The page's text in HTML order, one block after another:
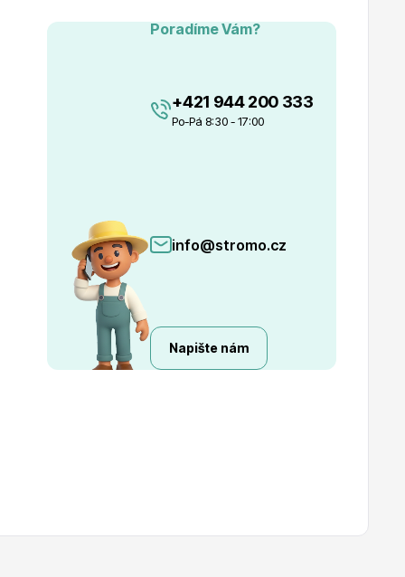
Poradíme Vám?
+421 944 200 333
Po-Pá 8:30 - 17:00
info@stromo.cz
Napište nám